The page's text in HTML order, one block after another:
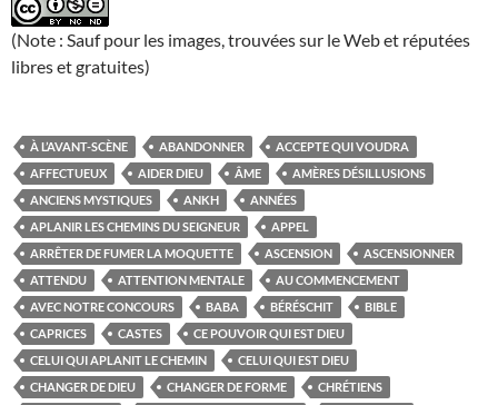
(Note : Sauf pour les images, trouvées sur le Web et réputées
libres et gratuites)
À L’AVANT-SCÈNE ABANDONNER
ACCEPTE QUI VOUDRA
AFFECTUEUX
AIDER DIEU ÂME
AMÈRES DÉSILLUSIONS
ANCIENS MYSTIQUES
ANKH
ANNÉES
APLANIR LES CHEMINS DU SEIGNEUR
APPEL
ARRÊTER DE FUMER LA MOQUETTE
ASCENSION
ASCENSIONNER
ATTENDU
ATTENTION MENTALE
AU COMMENCEMENT
AVEC NOTRE CONCOURS
BABA BÉRÉSCHIT
BIBLE
CAPRICES
CASTES
CE POUVOIR QUI EST DIEU
CELUI QUI APLANIT LE CHEMIN
CELUI QUI EST DIEU
CHANGER DE DIEU
CHANGER DE FORME CHRÉTIENS